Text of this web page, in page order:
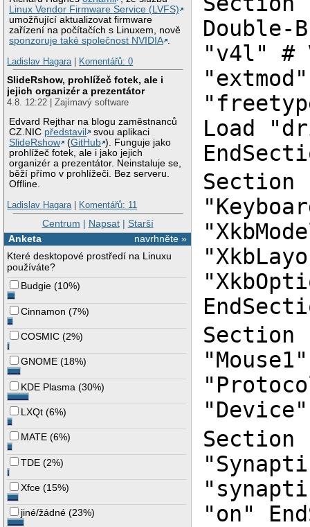
Linux Vendor Firmware Service (LVFS)
umožňující aktualizovat firmware
zařízení na počítačích s Linuxem, nově
sponzoruje také společnost NVIDIA .
Ladislav Hagara| Komentářů: 0
SlideRshow, prohlížeč fotek, ale i
jejich organizér a prezentátor
4.8. 12:22 | Zajímavý software
Edvard Rejthar na blogu zaměstnanců
CZ.NIC představil
svou aplikaci
SlideRshow
(GitHub ). Funguje jako
prohlížeč fotek, ale i jako jejich
organizér a prezentátor. Neinstaluje se,
běží přímo v prohlížeči. Bez serveru.
Offline.
Ladislav Hagara| Komentářů: 11
Centrum | Napsat| Starší
navrhněte »
Anketa
Které desktopové prostředí na Linuxu
používáte?
Budgie (10%)
Cinnamon (7%)
COSMIC (2%)
GNOME (18%)
KDE Plasma (30%)
LXQt (6%)
MATE (6%)
TDE (2%)
Xfce (15%)
jiné/žádné (23%)
Double-
"v4l" #
Load
"on"